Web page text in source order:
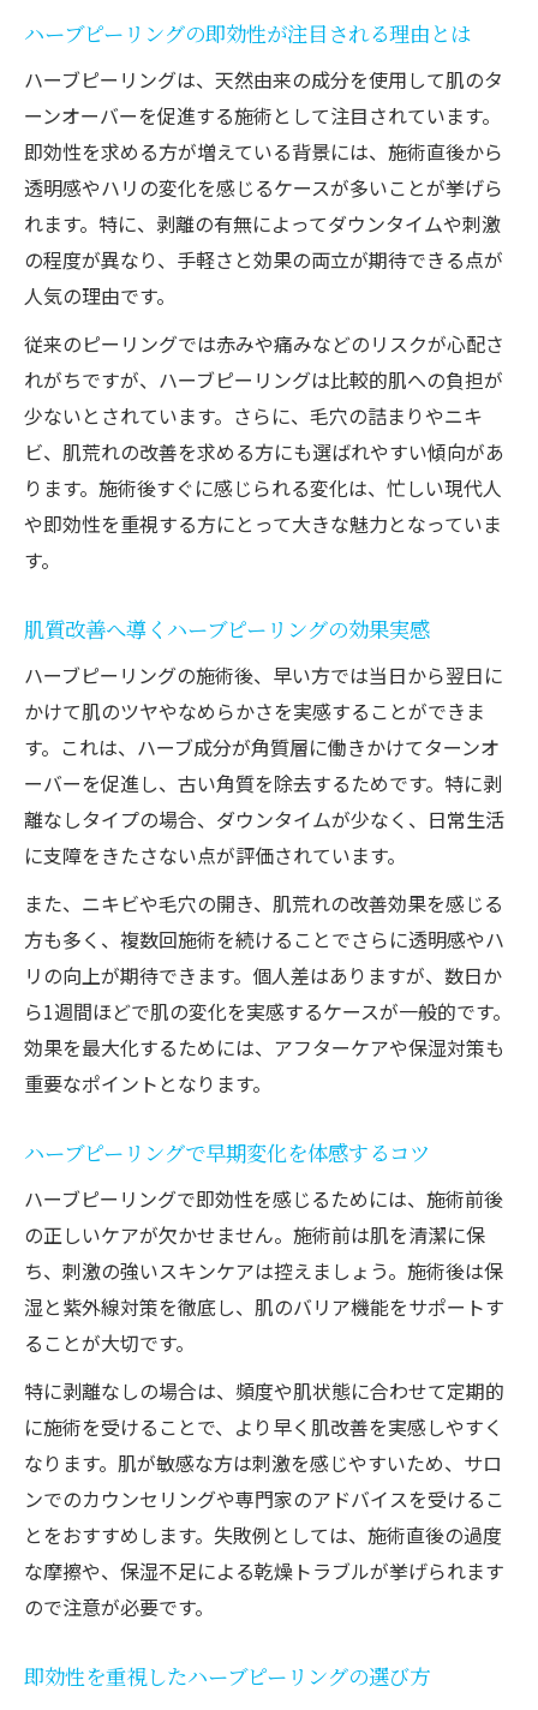
ハーブピーリングの実際の肌変化を口コミ
から検証
剥離なしハーブピーリングの即効実感はいつか
ら？
剥離なしハーブピーリングの効果は何日後
から？
ハーブピーリング剥離なし経過と即効性の
関係
実感時期
剥離なしハーブピーリングで実感する肌変
化の流れ
頻度と即効性を両立させるポイントを徹底
解説
ハーブピーリング効果はいつから現れるの
か徹底解説
ハーブピーリング施術後の肌改善までの流
れ
ハーブピーリングの即効性と持続性の違い
に着目
効果発現までのケア方法とアフターサポー
ト
剥離あり・なしで変わる効果の見え方を比
較
即効性重視なら知りたいハーブピーリングの特
徴
ハーブピーリング即効性の秘密と成分の特
即効性が高いハーブピーリングの選び方の
ポイント
刺激を抑えながら効果を実感する施術方法
ハーブピーリングの施術頻度と最適なタイ
ミング
まとめ
剥離あり施術と剥離なしの効果の違いとは
ハーブピーリング剥離あり効果とその特徴
剥離あり・なしで異なる即効性の理由を解
説
紹介
ハーブピーリングの即効性が注目される理由とは
ハーブピーリングは、天然由来の成分を使用して肌のタ
ーンオーバーを促進する施術として注目されています。
即効性を求める方が増えている背景には、施術直後から
透明感やハリの変化を感じるケースが多いことが挙げら
れます。特に、剥離の有無によってダウンタイムや刺激
の程度が異なり、手軽さと効果の両立が期待できる点が
人気の理由です。
従来のピーリングでは赤みや痛みなどのリスクが心配さ
れがちですが、ハーブピーリングは比較的肌への負担が
少ないとされています。さらに、毛穴の詰まりやニキ
ビ、肌荒れの改善を求める方にも選ばれやすい傾向があ
ります。施術後すぐに感じられる変化は、忙しい現代人
や即効性を重視する方にとって大きな魅力となっていま
す。
肌質改善へ導くハーブピーリングの効果実感
ハーブピーリングの施術後、早い方では当日から翌日に
かけて肌のツヤやなめらかさを実感することができま
す。これは、ハーブ成分が角質層に働きかけてターンオ
ーバーを促進し、古い角質を除去するためです。特に剥
離なしタイプの場合、ダウンタイムが少なく、日常生活
に支障をきたさない点が評価されています。
また、ニキビや毛穴の開き、肌荒れの改善効果を感じる
方も多く、複数回施術を続けることでさらに透明感やハ
リの向上が期待できます。個人差はありますが、数日か
ら1週間ほどで肌の変化を実感するケースが一般的です。
効果を最大化するためには、アフターケアや保湿対策も
重要なポイントとなります。
ハーブピーリングで早期変化を体感するコツ
ハーブピーリングで即効性を感じるためには、施術前後
の正しいケアが欠かせません。施術前は肌を清潔に保
ち、刺激の強いスキンケアは控えましょう。施術後は保
湿と紫外線対策を徹底し、肌のバリア機能をサポートす
ることが大切です。
特に剥離なしの場合は、頻度や肌状態に合わせて定期的
に施術を受けることで、より早く肌改善を実感しやすく
なります。肌が敏感な方は刺激を感じやすいため、サロ
ンでのカウンセリングや専門家のアドバイスを受けるこ
とをおすすめします。失敗例としては、施術直後の過度
な摩擦や、保湿不足による乾燥トラブルが挙げられます
ので注意が必要です。
即効性を重視したハーブピーリングの選び方